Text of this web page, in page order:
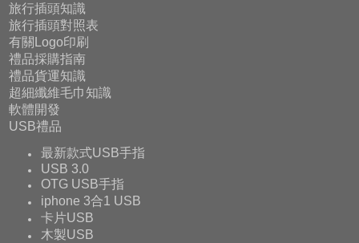
旅行插頭知識
旅行插頭對照表
有關Logo印刷
禮品採購指南
禮品貨運知識
超細纖維毛巾知識
軟體開發
USB禮品
最新款式USB手指
USB 3.0
OTG USB手指
iphone 3合1 USB
卡片USB
木製USB